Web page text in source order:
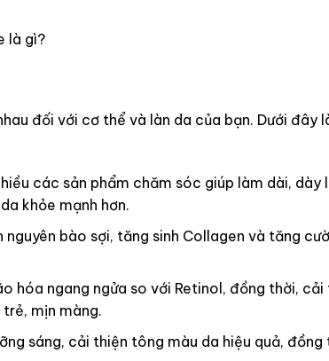
là gì?
đối với cơ thể và làn da của bạn. Dưới đây
các sản phẩm chăm sóc giúp làm dài, dày
khỏe mạnh hơn.
bào sợi, tăng sinh Collagen và tăng
ngang ngửa so với Retinol, đồng thời,
mịn màng.
sáng, cải thiện tông màu da hiệu quả, đồng